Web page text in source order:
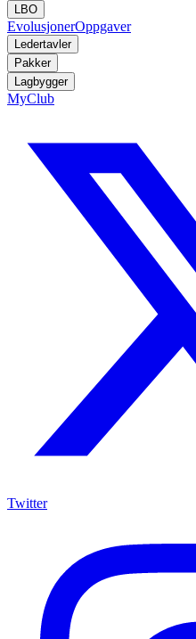
LBO
EvolusjonerOppgaver
Ledertavler
Pakker
Lagbygger
MyClub
Twitter